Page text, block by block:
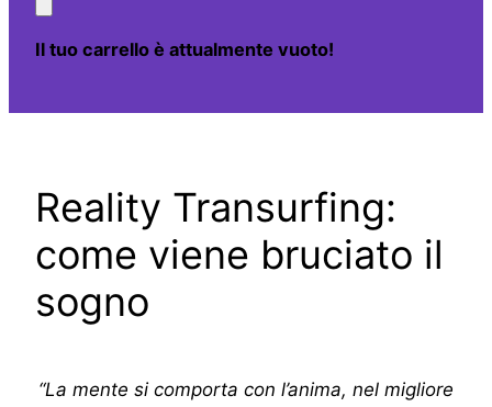
Il tuo carrello è attualmente vuoto!
Reality Transurfing:
come viene bruciato il
sogno
“La mente si comporta con l’anima, nel migliore